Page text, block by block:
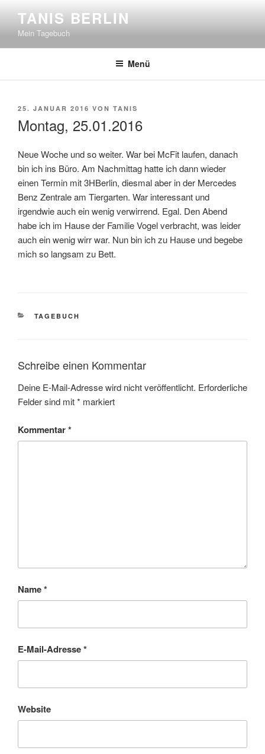
springen
TANIS BERLIN
Mein Tagebuch
Menü
VERÖFFENTLICHT
25. JANUAR 2016 VON TANIS
Montag, 25.01.2016
Neue Woche und so weiter. War bei McFit laufen, danach
bin ich ins Büro. Am Nachmittag hatte ich dann wieder
einen Termin mit 3HBerlin, diesmal aber in der Mercedes
Benz Zentrale am Tiergarten. War interessant und
irgendwie auch ein wenig verwirrend. Egal. Den Abend
habe ich im Hause der Familie Vogel verbracht, was leider
auch ein wenig wirr war. Nun bin ich zu Hause und begebe
mich so langsam zu Bett.
KATEGORIEN
TAGEBUCH
Schreibe einen Kommentar
Deine E-Mail-Adresse wird nicht veröffentlicht. Erforderliche
Felder sind mit* markiert
Kommentar*
Name*
E-Mail-Adresse*
Website